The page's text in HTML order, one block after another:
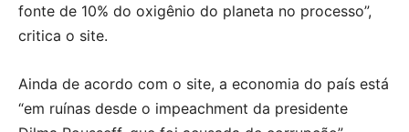
fonte de 10% do oxigênio do planeta no processo”,
critica o site.
Ainda de acordo com o site, a economia do país está
“em ruínas desde o impeachment da presidente